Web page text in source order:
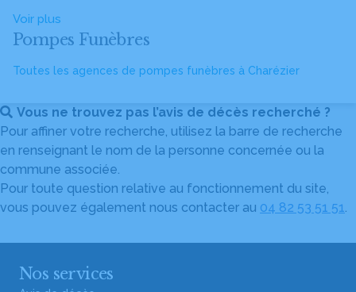
Voir plus
Pompes Funèbres
Toutes les agences de pompes funèbres à Charézier
Vous ne trouvez pas l’avis de décès recherché ?
Pour affiner votre recherche, utilisez la barre de recherche
en renseignant le nom de la personne concernée ou la
commune associée.
Pour toute question relative au fonctionnement du site,
vous pouvez également nous contacter au 04 82 53 51 51.
Nos services